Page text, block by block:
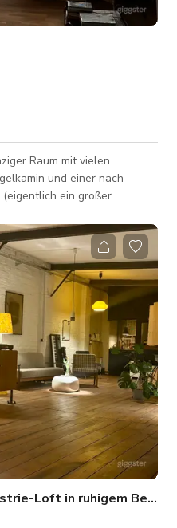
Raum mit vielen
und einer nach
ein großer
Boden bis Decke. Die Möbel
an, als
die universell interessiert
daran, dass ich
Sonnendurchflutetes Industrie-Loft in ruhigem Berliner Innenhof